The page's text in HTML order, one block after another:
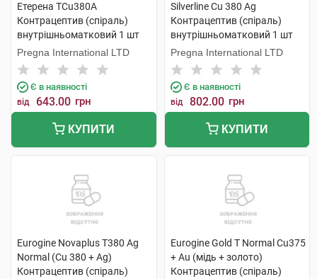
Етерена TCu380A
Контрацептив (спіраль)
внутрішньоматковий 1 шт
Pregna International LTD
Є в наявності
від 643.00 грн
КУПИТИ
Silverline Cu 380 Ag
Контрацептив (спіраль)
внутрішньоматковий 1 шт
Pregna International LTD
Є в наявності
від 802.00 грн
КУПИТИ
Eurogine Novaplus T380 Ag
Normal (Cu 380 + Ag)
Контрацептив (спіраль)
Eurogine Gold T Normal Cu375
+ Au (мідь + золото)
Контрацептив (спіраль)